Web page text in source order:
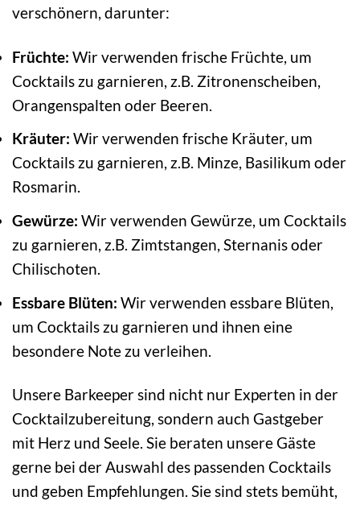
verschönern, darunter:
Früchte: Wir verwenden frische Früchte, um
Cocktails zu garnieren, z.B. Zitronenscheiben,
Orangenspalten oder Beeren.
Kräuter: Wir verwenden frische Kräuter, um
Cocktails zu garnieren, z.B. Minze, Basilikum oder
Rosmarin.
Gewürze: Wir verwenden Gewürze, um Cocktails
zu garnieren, z.B. Zimtstangen, Sternanis oder
Chilischoten.
Essbare Blüten: Wir verwenden essbare Blüten,
um Cocktails zu garnieren und ihnen eine
besondere Note zu verleihen.
Unsere Barkeeper sind nicht nur Experten in der
Cocktailzubereitung, sondern auch Gastgeber
mit Herz und Seele. Sie beraten unsere Gäste
gerne bei der Auswahl des passenden Cocktails
und geben Empfehlungen. Sie sind stets bemüht,